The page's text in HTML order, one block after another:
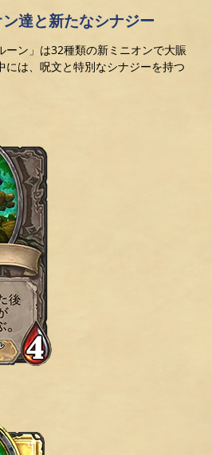
達と新たなシナジー
ーン」は32種類の新ミニオンで大賑
には、呪文と特別なシナジーを持つ